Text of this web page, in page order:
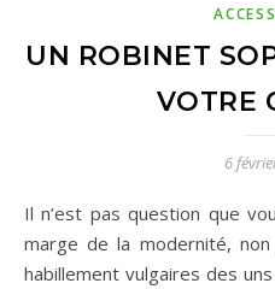
UN ROBINET
VOTRE
6
Il n’est pas question que vous soyez le seul à rester en
marge de la modernité,
habillement vulgaires des